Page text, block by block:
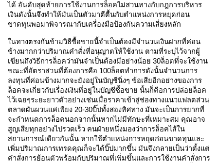
ได้ อันดับสุดท้ายการใช้งานการล็อคไม่สวนทางกับกฎการบริหาร
เงินดังนั้นจึงทำให้มันเป็นตัวมาตีตื้นกับตำแหน่งการหยุดก่อน
ขาดทุนพอมาพิจารณากับเครื่องมือป้องกันความเสี่ยงหลัก
ในทางตรงกันข้ามวิธีซื้อขายนี้จำเป็นต้องมีจำนวนเงินฝากที่ค่อน
ข้างมากกว่าปริมาณคำสั่งที่อนุญาตให้ใช้งาน ตามที่ระบุไว้จากผู้
เขียนถึงวิธีการล็อคว่ามันจำเป็นต้องมีอย่างน้อย 30ล็อตที่จะใช้งาน
ขณะที่อัตราส่วนที่ต้องการคือ 100ล็อตทำการดังนั้นจำนวนการ
ลงทุนที่ค่อนข้างมากจะยังอยู่ในบัญชีนิ่งๆ ข้อเสียอีกอย่างของการ
ล็อคจะเกี่ยวกับเรื่องเงินที่อยู่ในบัญชีซื้อขาย นั้นก็คือการปล่อยล็อค
ไว้เฉยๆระยะยาวตัวอย่างเช่นเมื่อราคาเข้าสู่ช่องทางแนวแฟลตส่วน
ตลาดผันผวนแค่เพียง 20-30บิ๊ปทั้งสองทิศทาง มันจะเป็นการยากที่
จะกำหนดการล็อคนอกจากนั้นหากไม่มีทักษะที่เหมาะสม คุณอาจ
สูญเสียทุกอย่างไปรวดเร็ว คนฝ่ายหนึ่งมองว่าการล็อคไส้ใน
สถานการณ์เดียวกันนั้น หากใช้ตำแหน่งการหยุดก่อนขาดทุนและ
เพิ่มปริมาณการเทรดคุณก็จะได้บิ๊ปมากขึ้น มันจึงกลายเป็นว่าตั้งแต่
คำสั่งการย้อนตัวพร้อมกับปริมาณที่เพิ่มขึ้นและการใช้งานคำสั่งการ